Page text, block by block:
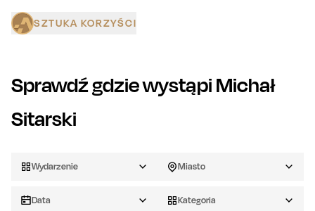
SZTUKA KORZYŚCI
Sprawdź gdzie wystąpi Michał
Sitarski
Wydarzenie Miasto
Data Kategoria